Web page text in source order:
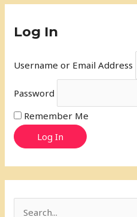
Log In
Username or Email Address
Password
Remember Me
Log In